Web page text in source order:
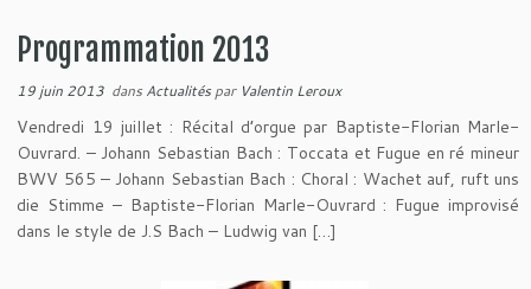
Programmation 2013
19 juin 2013 dans Actualitéspar Valentin Leroux
Vendredi 19 juillet : Récital d’orgue par Baptiste-Florian Marle-
Ouvrard. – Johann Sebastian Bach : Toccata et Fugue en ré mineur
BWV 565 – Johann Sebastian Bach : Choral : Wachet auf, ruft uns
die Stimme – Baptiste-Florian Marle-Ouvrard : Fugue improvisé
dans le style de J.S Bach – Ludwig van […]